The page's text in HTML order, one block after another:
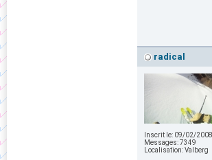
radical
Inscrit le: 09/02/2008
Messages:7349
Localisation:Valberg